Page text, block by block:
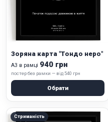
Зоряна карта "Тондо неро"
А3 в рамці 940 грн
постер без рамки — від 540 грн
Обрати
Стриманість